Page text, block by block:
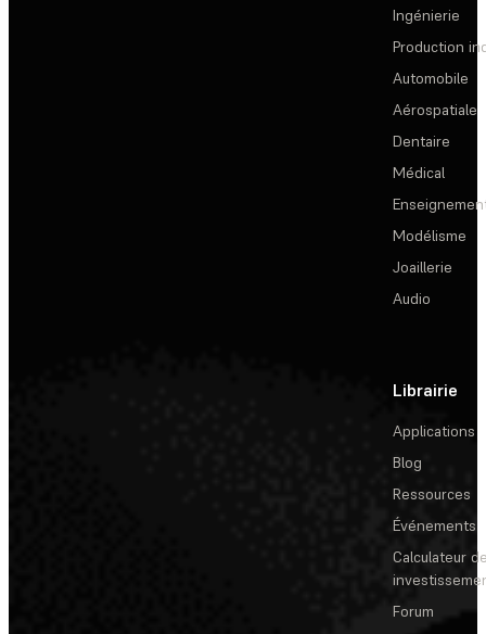
Ingénierie
Production
Automobile
Aérospatiale
Dentaire
Médical
Modélisme
Joaillerie
Audio
Librairie
Applications
Blog
Ressources
Événements
Calculateur
Forum